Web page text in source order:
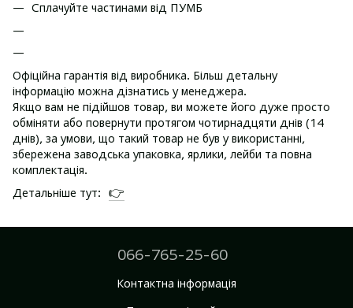
Сплачуйте частинами від ПУМБ
Офіційна гарантія від виробника. Більш детальну
інформацію можна дізнатись у менеджера.
Якщо вам не підійшов товар, ви можете його дуже просто
обміняти або повернути протягом чотирнадцяти днів (14
днів), за умови, що такий товар не був у використанні,
збережена заводська упаковка, ярлики, лейби та повна
комплектація.
Детальніше тут:
👉
066-765-25-60
Контактна інформація